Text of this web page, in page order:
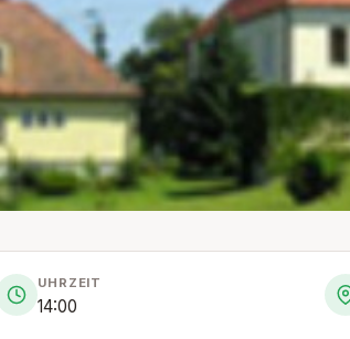
UHRZEIT
14:00